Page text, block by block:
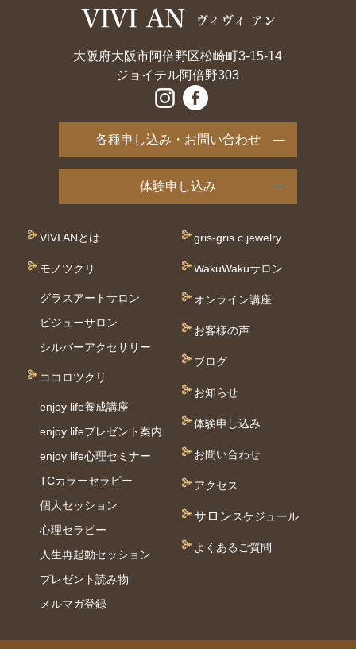
大阪府大阪市阿倍野区松崎町3-15-14
ジョイテル阿倍野303
各種申し込み・お問い合わせ
体験申し込み
VIVI ANとは
モノツクリ
グラスアートサロン
ビジューサロン
シルバーアクセサリー
ココロツクリ
enjoy life養成講座
enjoy lifeプレゼント案内
enjoy life心理セミナー
TCカラーセラピー
個⼈セッション
⼼理セラピー
人生再起動セッション
プレゼント読み物
メルマガ登録
gris-gris c.jewelry
WakuWakuサロン
オンライン講座
お客様の声
ブログ
お知らせ
体験申し込み
お問い合わせ
アクセス
サロンスケジュール
よくあるご質問